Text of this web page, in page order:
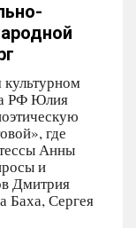
РФ Юлия
где
Анны
и
Дмитрия
Баха, Сергея